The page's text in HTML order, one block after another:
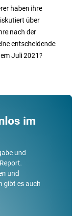
haben ihre
über
nach der
entscheidende
Juli 2021?
im
und
und
gibt es auch